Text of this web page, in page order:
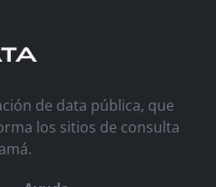
de data pública, que
los sitios de consulta